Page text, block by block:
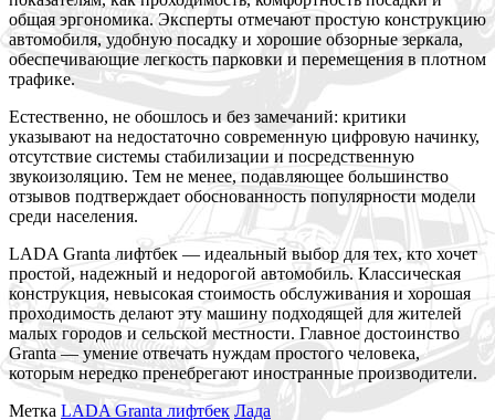
общая эргономика. Эксперты отмечают простую конструкцию
автомобиля, удобную посадку и хорошие обзорные зеркала,
обеспечивающие легкость парковки и перемещения в плотном
трафике.
Естественно, не обошлось и без замечаний: критики
указывают на недостаточно современную цифровую начинку,
отсутствие системы стабилизации и посредственную
звукоизоляцию. Тем не менее, подавляющее большинство
отзывов подтверждает обоснованность популярности модели
среди населения.
LADA Granta лифтбек — идеальный выбор для тех, кто хочет
простой, надежный и недорогой автомобиль. Классическая
конструкция, невысокая стоимость обслуживания и хорошая
проходимость делают эту машину подходящей для жителей
малых городов и сельской местности. Главное достоинство
Granta — умение отвечать нуждам простого человека,
которым нередко пренебрегают иностранные производители.
Метка LADA Granta лифтбек Лада